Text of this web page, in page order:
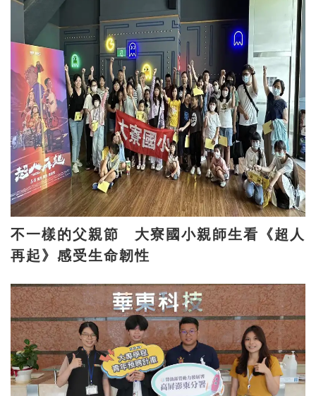
不一樣的父親節 大寮國小親師生看《超人
再起》感受生命韌性